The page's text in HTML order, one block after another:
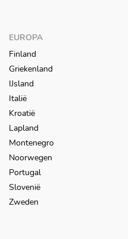
EUROPA
Finland
Griekenland
IJsland
Italië
Kroatië
Lapland
Montenegro
Noorwegen
Portugal
Slovenië
Zweden